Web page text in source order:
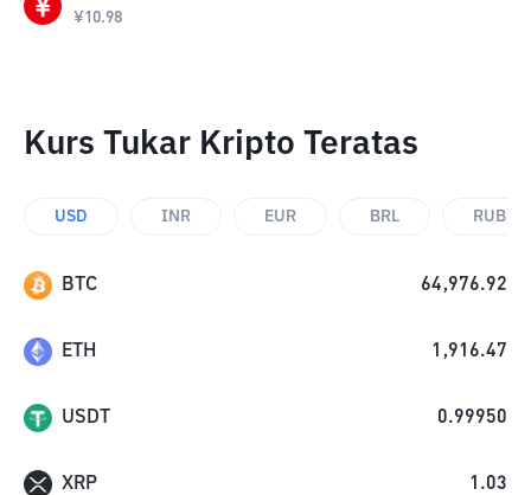
¥10.98
Kurs Tukar Kripto Teratas
USD INR EUR BRL RUB
BTC 64,976.92
ETH 1,916.47
USDT 0.99950
XRP 1.03